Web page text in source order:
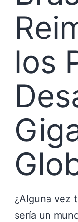
los
¿Alguna vez
sería un